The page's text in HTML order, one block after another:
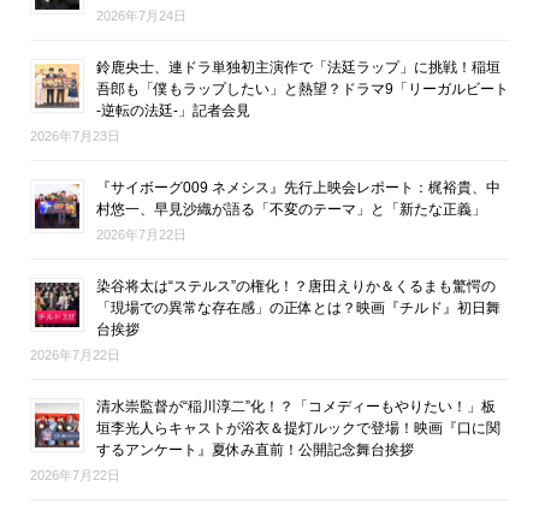
2026年7月24日
鈴鹿央士、連ドラ単独初主演作で「法廷ラップ」に挑戦！稲垣
吾郎も「僕もラップしたい」と熱望？ドラマ9「リーガルビート
-逆転の法廷-」記者会見
2026年7月23日
『サイボーグ009 ネメシス』先行上映会レポート：梶裕貴、中
村悠一、早見沙織が語る「不変のテーマ」と「新たな正義」
2026年7月22日
染谷将太は“ステルス”の権化！？唐田えりか＆くるまも驚愕の
「現場での異常な存在感」の正体とは？映画『チルド』初日舞
台挨拶
2026年7月22日
清水崇監督が“稲川淳二”化！？「コメディーもやりたい！」板
垣李光人らキャストが浴衣＆提灯ルックで登場！映画『口に関
するアンケート』夏休み直前！公開記念舞台挨拶
2026年7月22日